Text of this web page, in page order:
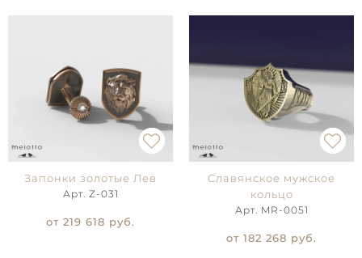
Запонки золотые Лев
Арт. Z-031
от 219 618 руб.
Славянское мужское
кольцо
Арт. MR-0051
от 182 268 руб.